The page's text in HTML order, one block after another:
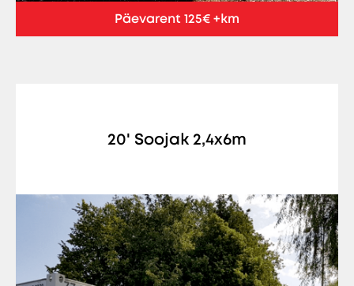
Päevarent 125€ +km
20' Soojak 2,4x6m